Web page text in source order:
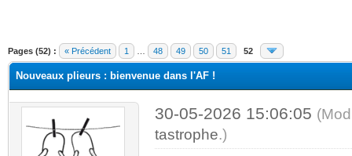
Pages (52) : « Précédent 1 48 49 50 51 52
Nouveaux plieurs : bienvenue dans l'AF !
30-05-2026 15:06:05
tastrophe.)